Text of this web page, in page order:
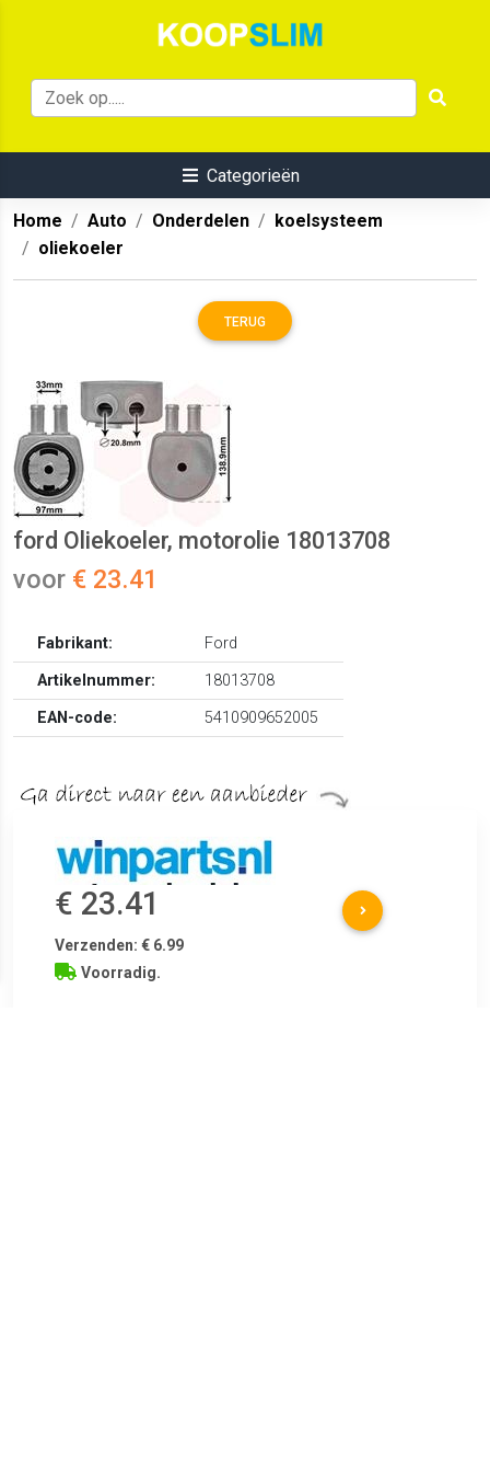
Categorieën
Home Auto Onderdelen
koelsysteem
oliekoeler
TERUG
ford Oliekoeler, motorolie 18013708
voor € 23.41
Fabrikant:
Ford
Artikelnummer:
18013708
EAN-code:
5410909652005
€ 23.41
Verzenden: € 6.99
Voorradig.